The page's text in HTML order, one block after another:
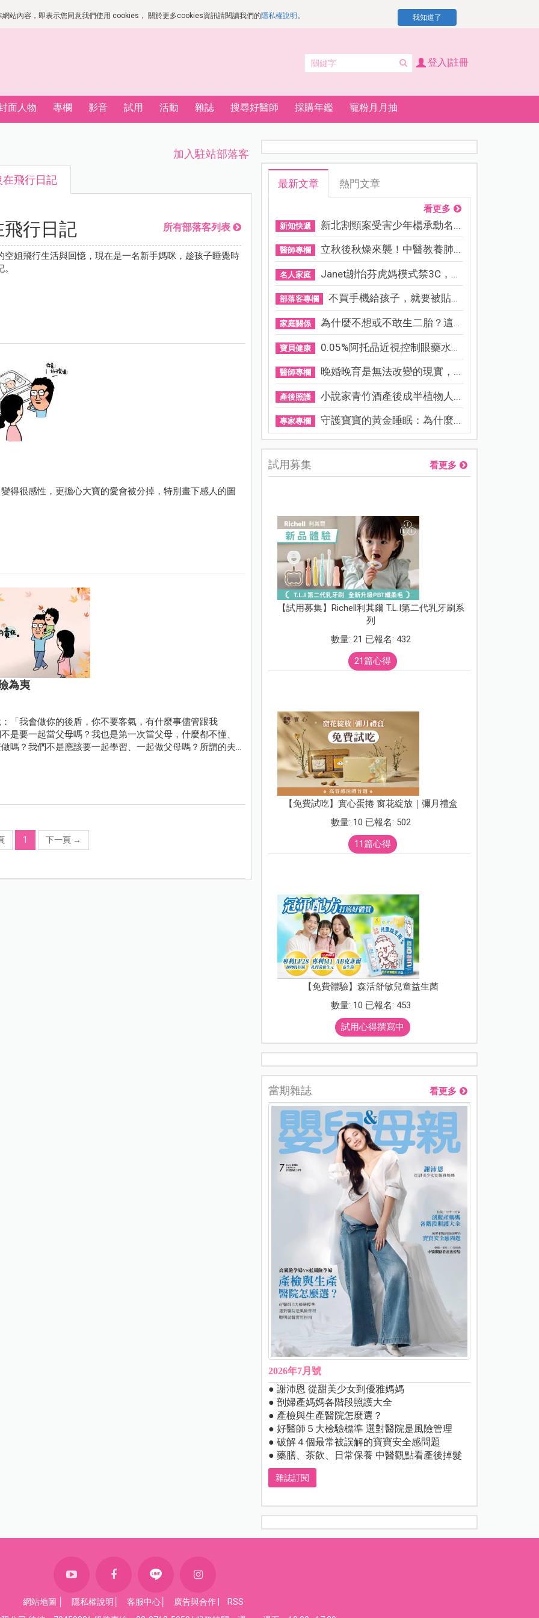
站內容，即表示您同意我們使用 cookies， 關於更多cookies資訊請閱讀我們的隱私權說明 。 我知道了
登入|註冊
面人物 專欄 影音 試用 活動 雜誌 搜尋好醫師 採購年鑑 寵粉月月抽
加入駐站部落客
在飛行日記
行日記 所有部落客列表
空姐飛行生活與回憶，現在是一名新手媽咪，趁孩子睡覺時
得很感性，更擔心大寶的愛會被分掉，特別畫下感人的圖
為夷
「我會做你的後盾，你不要客氣，有什麼事儘管跟我
是要一起當父母嗎？我也是第一次當父母，什麼都不懂、
嗎？我們不是應該要一起學習、一起做父母嗎？所謂的夫
1 下一頁 →
最新文章 熱門文章
看更多
新知快遞 新北割頸案受害少年楊承勳名...
醫師專欄 立秋後秋燥來襲！中醫教養肺...
名人家庭 Janet謝怡芬虎媽模式禁3C，看...
部落客專欄 不買手機給孩子，就要被貼「...
家庭關係 為什麼不想或不敢生二胎？這8...
寶貝健康 0.05%阿托品近視控制眼藥水納...
醫師專欄 晚婚晚育是無法改變的現實，...
產後照護 小說家青竹酒產後成半植物人...
專家專欄 守護寶寶的黃金睡眠：為什麼...
試用募集 看更多
【試用募集】Richell利其爾 T.L.I第二代乳牙刷系
列
數量: 21 已報名: 432
21篇心得
【免費試吃】實心蛋捲 窗花綻放｜彌月禮盒
數量: 10 已報名: 502
11篇心得
【免費體驗】森活舒敏兒童益生菌
數量: 10 已報名: 453
試用心得撰寫中
當期雜誌 看更多
2026年7月號
● 謝沛恩 從甜美少女到優雅媽媽
● 剖婦產媽媽各階段照護大全
● 產檢與生產醫院怎麼選？
● 好醫師５大檢驗標準 選對醫院是風險管理
● 破解４個最常被誤解的寶寶安全感問題
● 藥膳、茶飲、日常保養 中醫觀點看產後掉髮
雜誌訂閱
網站地圖 隱私權說明 客服中心 廣告與合作
RSS